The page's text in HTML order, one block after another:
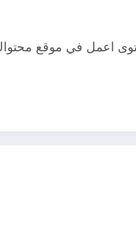
اعمل في موقع محتواك